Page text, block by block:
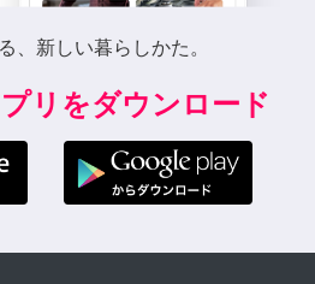
、新しい暮らしかた。
リをダウンロード